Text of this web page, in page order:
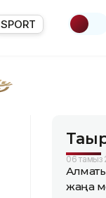
SPORT
06 тамыз
жаңа